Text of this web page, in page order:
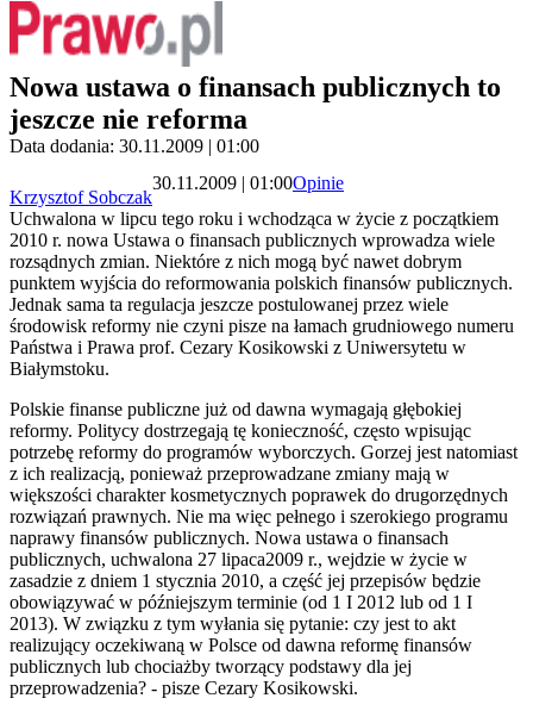
Nowa ustawa o finansach publicznych to
jeszcze nie reforma
Data dodania: 30.11.2009 | 01:00
Krzysztof Sobczak
30.11.2009 | 01:00Opinie
Uchwalona w lipcu tego roku i wchodząca w życie z początkiem
2010 r. nowa Ustawa o finansach publicznych wprowadza wiele
rozsądnych zmian. Niektóre z nich mogą być nawet dobrym
punktem wyjścia do reformowania polskich finansów publicznych.
Jednak sama ta regulacja jeszcze postulowanej przez wiele
środowisk reformy nie czyni pisze na łamach grudniowego numeru
Państwa i Prawa prof. Cezary Kosikowski z Uniwersytetu w
Białymstoku.
Polskie finanse publiczne już od dawna wymagają głębokiej
reformy. Politycy dostrzegają tę konieczność, często wpisując
potrzebę reformy do programów wyborczych. Gorzej jest natomiast
z ich realizacją, ponieważ przeprowadzane zmiany mają w
większości charakter kosmetycznych poprawek do drugorzędnych
rozwiązań prawnych. Nie ma więc pełnego i szerokiego programu
naprawy finansów publicznych. Nowa ustawa o finansach
publicznych, uchwalona 27 lipaca2009 r., wejdzie w życie w
zasadzie z dniem 1 stycznia 2010, a część jej przepisów będzie
obowiązywać w późniejszym terminie (od 1 I 2012 lub od 1 I
2013). W związku z tym wyłania się pytanie: czy jest to akt
realizujący oczekiwaną w Polsce od dawna reformę finansów
publicznych lub chociażby tworzący podstawy dla jej
przeprowadzenia? - pisze Cezary Kosikowski.